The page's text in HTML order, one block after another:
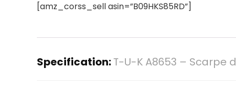
[amz_corss_sell asin=”B09HKS85RD”]
Specification:T-U-K A8653 – Scarpe